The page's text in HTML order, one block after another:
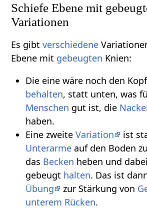
Schiefe Ebene mit
Variationen
Es gibtverschiedene
Ebene mit gebeugten Knien:
Die eine wäre noch den Kopf
behalten, statt unten, was
Menschen gut ist, die
haben.
Eine zweite Variation
ist
Unterarmeauf den Boden zu
das Becken heben und
gebeugt halten. Das ist
Übung
zur Stärkung von
unterem Rücken.